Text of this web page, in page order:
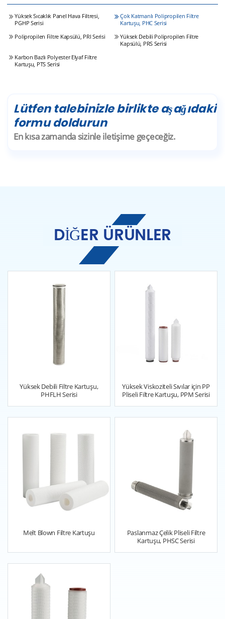
Yüksek Sıcaklık Panel Hava Filtresi,
PGHP Serisi
Çok Katmanlı Polipropilen Filtre
Kartuşu, PHC Serisi
Polipropilen Filtre Kapsülü, PRI Serisi
Yüksek Debili Polipropilen Filtre
Kapsülü, PRS Serisi
Karbon Bazlı Polyester Elyaf Filtre
Kartuşu, PTS Serisi
Lütfen talebinizle birlikte aşağıdaki
formu doldurun
En kısa zamanda sizinle iletişime geçeceğiz.
DIĞER ÜRÜNLER
Yüksek Debili Filtre Kartuşu,
PHFLH Serisi
Yüksek Viskoziteli Sıvılar için PP
Pliseli Filtre Kartuşu, PPM Serisi
Melt Blown Filtre Kartuşu
Paslanmaz Çelik Pliseli Filtre
Kartuşu, PHSC Serisi